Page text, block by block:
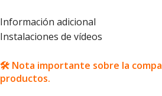
Información adicional
Instalaciones de vídeos
🛠️ Nota importante sobre la
productos.